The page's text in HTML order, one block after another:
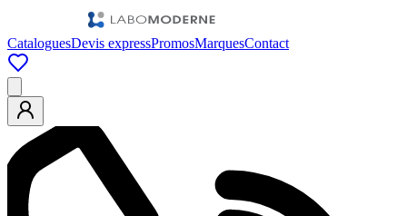
CataloguesDevis expressPromosMarquesContact